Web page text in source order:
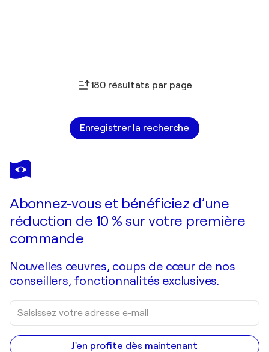
180 résultats par page
Enregistrer la recherche
Abonnez-vous et bénéficiez d’une
réduction de 10 % sur votre première
commande
Nouvelles œuvres, coups de cœur de nos
conseillers, fonctionnalités exclusives.
J'en profite dès maintenant